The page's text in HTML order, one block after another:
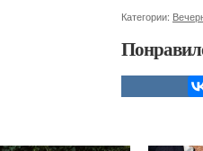
Категории: